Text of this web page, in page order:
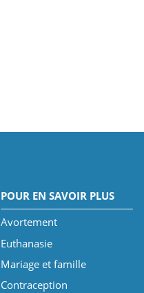
POUR EN SAVOIR PLUS
Avortement
Euthanasie
Mariage et famille
Contraception